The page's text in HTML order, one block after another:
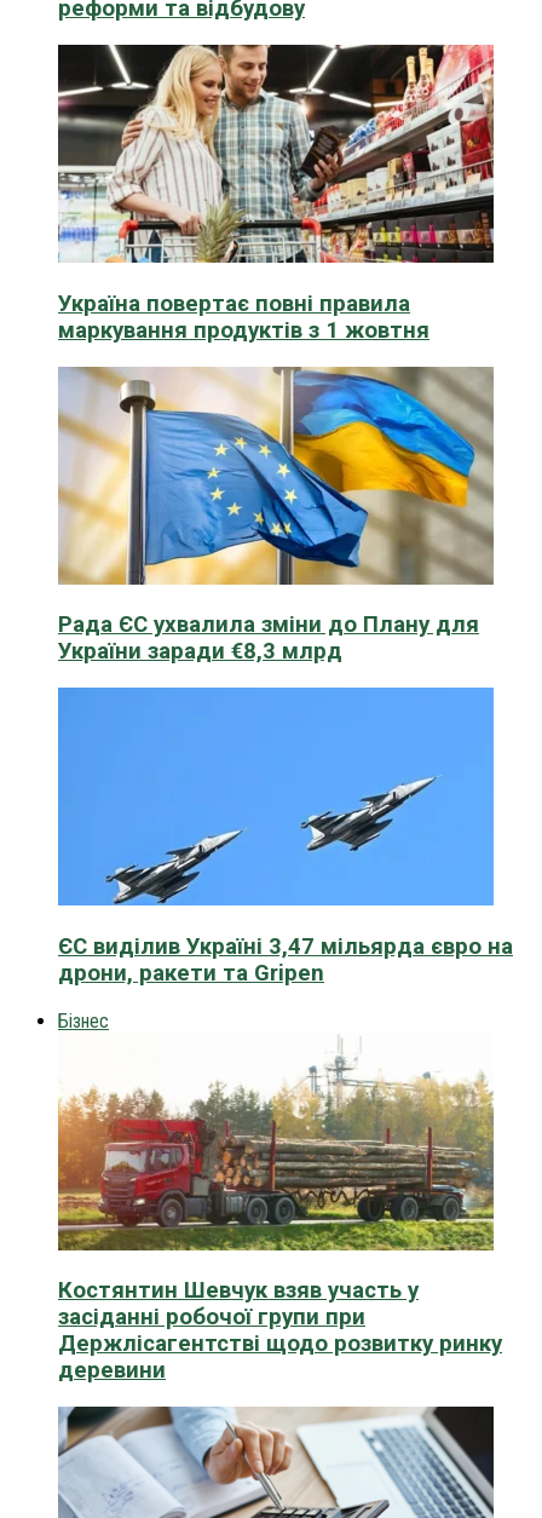
реформи та відбудову
Україна повертає повні правила
маркування продуктів з 1 жовтня
Рада ЄС ухвалила зміни до Плану для
України заради €8,3 млрд
ЄС виділив Україні 3,47 мільярда євро на
дрони, ракети та Gripen
Бізнес
Костянтин Шевчук взяв участь у
засіданні робочої групи при
Держлісагентстві щодо розвитку ринку
деревини